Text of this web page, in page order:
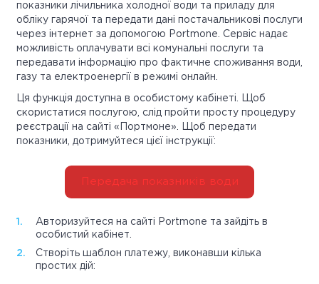
показники лічильника холодної води та приладу для
обліку гарячої та передати дані постачальникові послуги
через інтернет за допомогою Portmone. Сервіс надає
можливість оплачувати всі комунальні послуги та
передавати інформацію про фактичне споживання води,
газу та електроенергії в режимі онлайн.
Ця функція доступна в особистому кабінеті. Щоб
скористатися послугою, слід пройти просту процедуру
реєстрації на сайті «Портмоне». Щоб передати
показники, дотримуйтеся цієї інструкції:
Передача показників води
Авторизуйтеся на сайті Portmone та зайдіть в
особистий кабінет.
Створіть шаблон платежу, виконавши кілька
простих дій: